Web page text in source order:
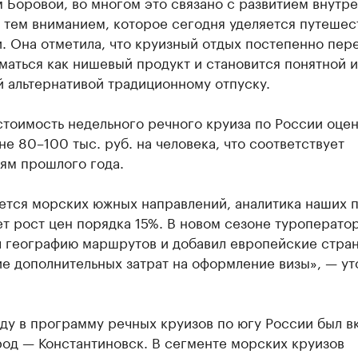
вниманием, которое сегодня уделяется
Она отметила, что круизный отдых постепенно
как нишевый продукт и становится понятной и
альтернативой традиционному отпуску.
недельного речного круиза по России
80–100 тыс. руб. на человека, что соответствует
прошлого года.
морских южных направлений, аналитика наших
рост цен порядка 15%. В новом сезоне
маршрутов и добавил европейские
дополнительных затрат на оформление визы», —
в программу речных круизов по югу России был
— Константиновск. В сегменте морских круизов